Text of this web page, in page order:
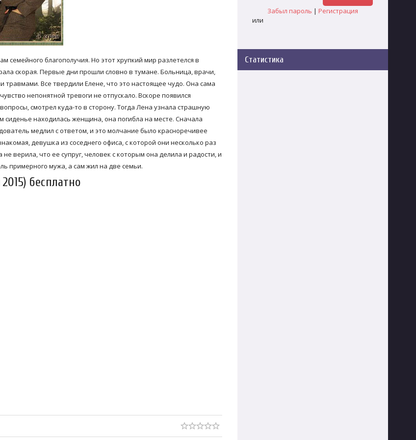
благополучия. Но этот хрупкий мир разлетелся в
скорая. Первые дни прошли словно в тумане. Больница, врачи,
травмами. Все твердили Елене, что это настоящее чудо. Она сама
непонятной тревоги не отпускало. Вскоре появился
смотрел куда-то в сторону. Тогда Лена узнала страшную
находилась женщина, она погибла на месте. Сначала
медлил с ответом, и это молчание было красноречивее
девушка из соседнего офиса, с которой они несколько раз
верила, что ее супруг, человек с которым она делила и радости, и
примерного мужа, а сам жил на две семьи.
бесплатно
Забыл пароль | Регистрация
или
Статистика